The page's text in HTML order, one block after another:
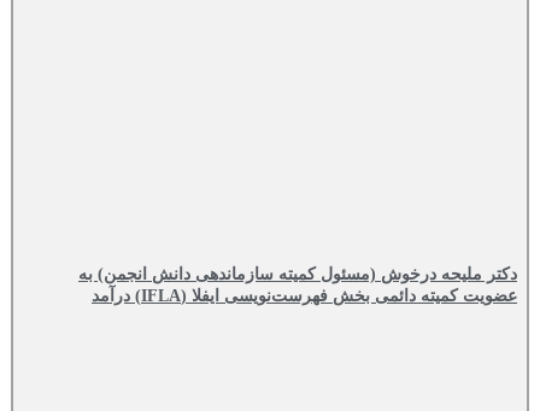
دکتر ملیحه درخوش (مسئول کمیته سازماندهی دانش انجمن) به
عضویت کمیته دائمی بخش فهرست‌نویسی ایفلا (IFLA) درآمد